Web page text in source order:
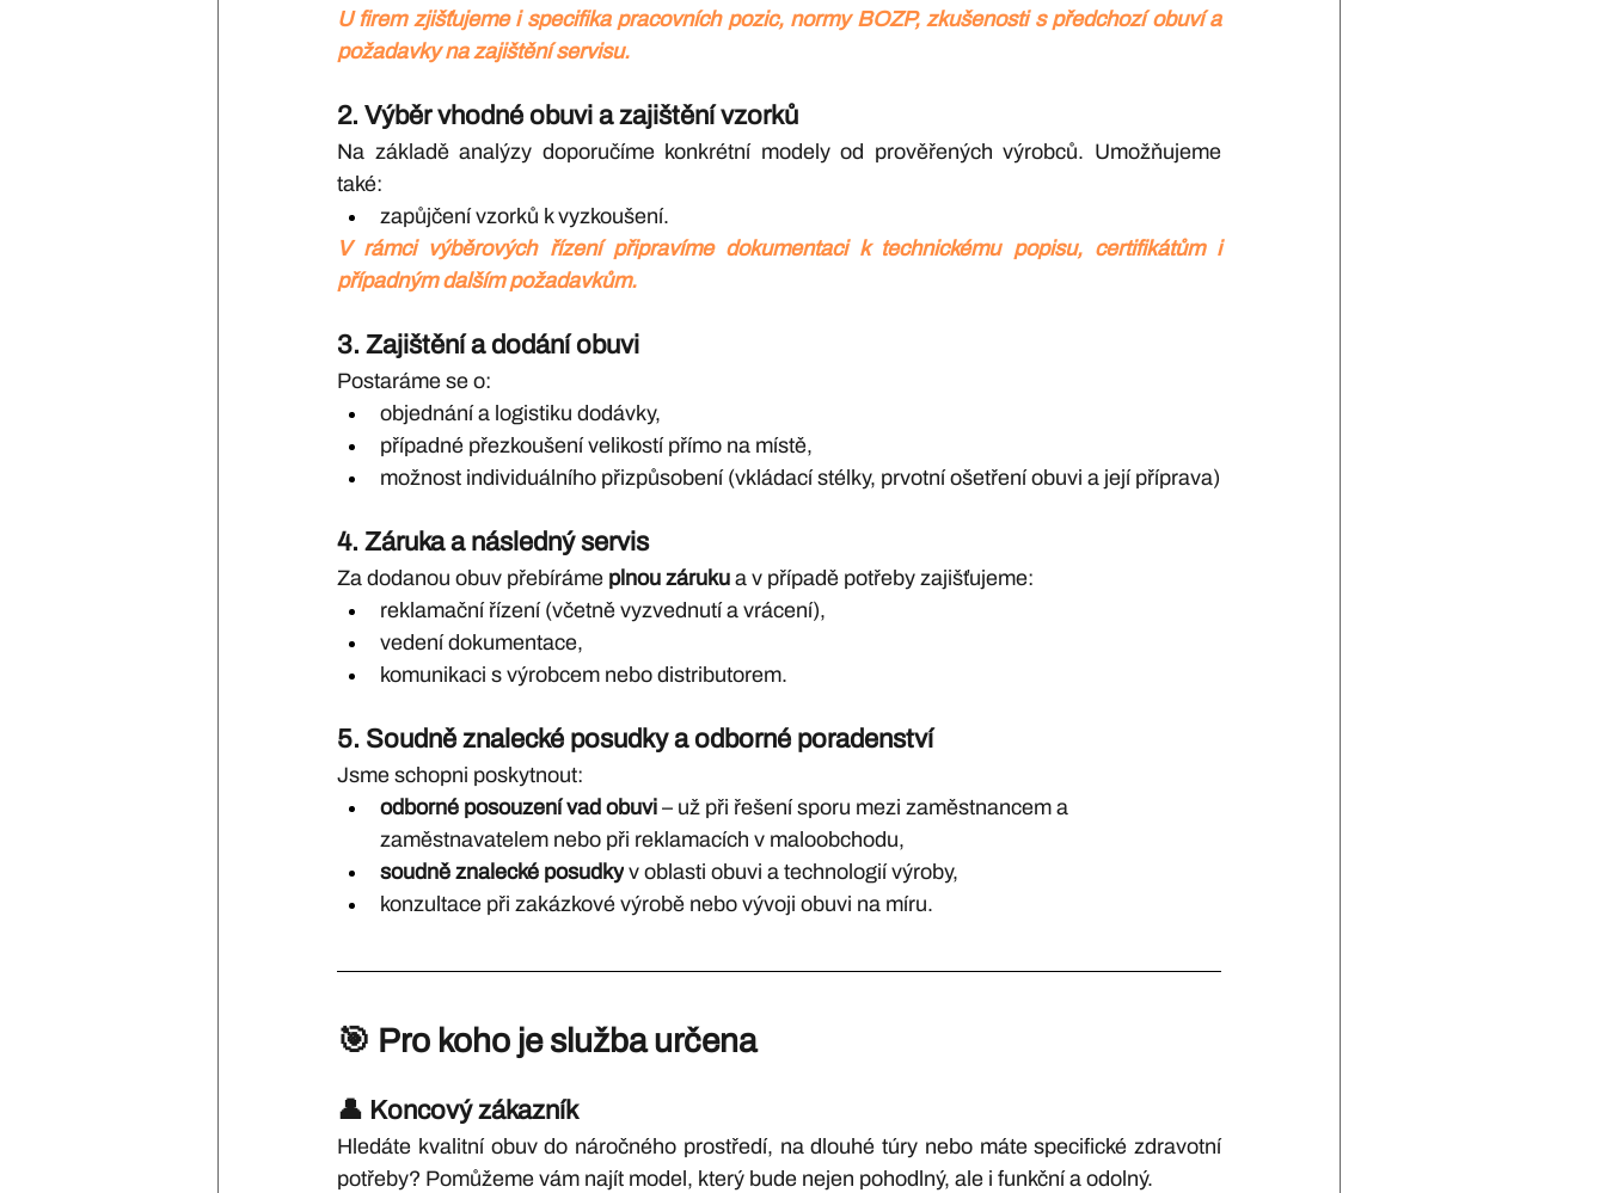
U firem zjišťujeme i specifika pracovních pozic, normy BOZP, zkušenosti s předchozí obuví a
požadavky na zajištění servisu.
2. Výběr vhodné obuvi a zajištění vzorků
Na základě analýzy doporučíme konkrétní modely od prověřených výrobců. Umožňujeme
také:
zapůjčení vzorků k vyzkoušení.
V rámci výběrových řízení připravíme dokumentaci k technickému popisu, certifikátům i
případným dalším požadavkům.
3. Zajištění a dodání obuvi
Postaráme se o:
objednání a logistiku dodávky,
případné přezkoušení velikostí přímo na místě,
možnost individuálního přizpůsobení (vkládací stélky, prvotní ošetření obuvi a její příprava)
4. Záruka a následný servis
Za dodanou obuv přebíráme plnou záruku a v případě potřeby zajišťujeme:
reklamační řízení (včetně vyzvednutí a vrácení),
vedení dokumentace,
komunikaci s výrobcem nebo distributorem.
5. Soudně znalecké posudky a odborné poradenství
Jsme schopni poskytnout:
odborné posouzení vad obuvi – už při řešení sporu mezi zaměstnancem a
zaměstnavatelem nebo při reklamacích v maloobchodu,
soudně znalecké posudky v oblasti obuvi a technologií výroby,
konzultace při zakázkové výrobě nebo vývoji obuvi na míru.
🎯 Pro koho je služba určena
👤 Koncový zákazník
Hledáte kvalitní obuv do náročného prostředí, na dlouhé túry nebo máte specifické zdravotní
potřeby? Pomůžeme vám najít model, který bude nejen pohodlný, ale i funkční a odolný.